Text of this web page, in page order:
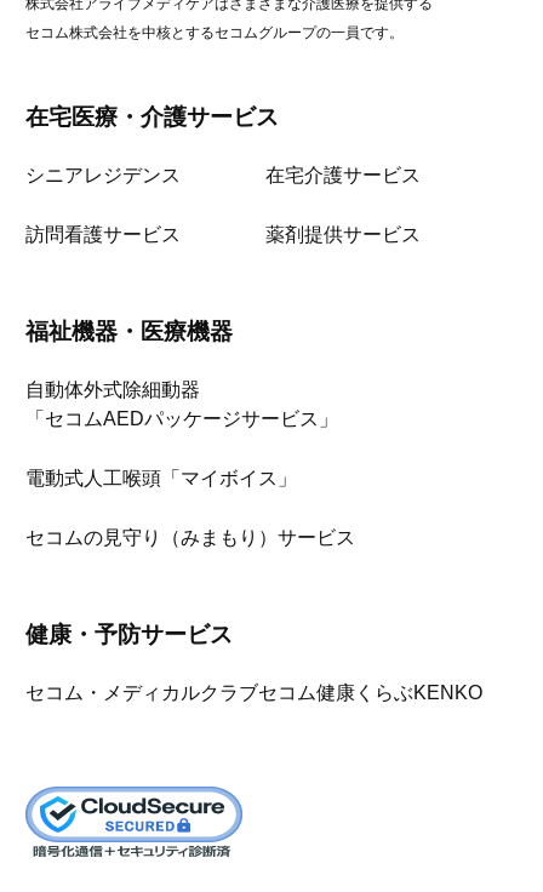
株式会社アライブメディケアはさまざまな介護医療を提供する
セコム株式会社を中核とするセコムグループの一員です。
在宅医療・介護サービス
シニアレジデンス 在宅介護サービス
訪問看護サービス 薬剤提供サービス
福祉機器・医療機器
自動体外式除細動器
「セコムAEDパッケージサービス」
電動式人工喉頭「マイボイス」
セコムの見守り（みまもり）サービス
健康・予防サービス
セコム・メディカルクラブセコム健康くらぶKENKO